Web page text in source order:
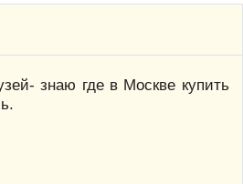
знаю где в Москве купить